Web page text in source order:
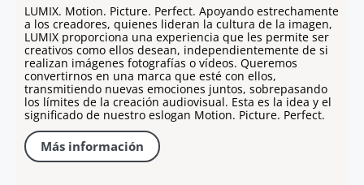
LUMIX. Motion. Picture. Perfect. Apoyando estrechamente
a los creadores, quienes lideran la cultura de la imagen,
LUMIX proporciona una experiencia que les permite ser
creativos como ellos desean, independientemente de si
realizan imágenes fotografías o vídeos. Queremos
convertirnos en una marca que esté con ellos,
transmitiendo nuevas emociones juntos, sobrepasando
los límites de la creación audiovisual. Esta es la idea y el
significado de nuestro eslogan Motion. Picture. Perfect.
Más información